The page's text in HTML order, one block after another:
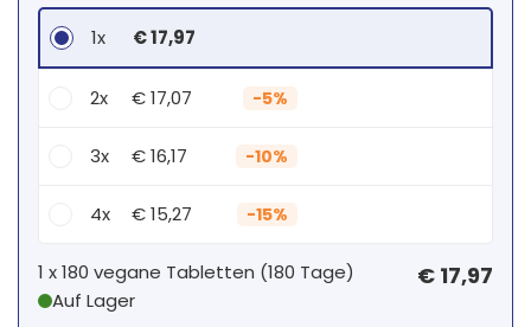
1x € 17,97
2x € 17,07 -5%
3x € 16,17 -10%
4x € 15,27 -15%
Dein persönlicher Rabatt
1x € 0,00
1 x180 vegane Tabletten (180 Tage)
Auf Lager
€ 17,97